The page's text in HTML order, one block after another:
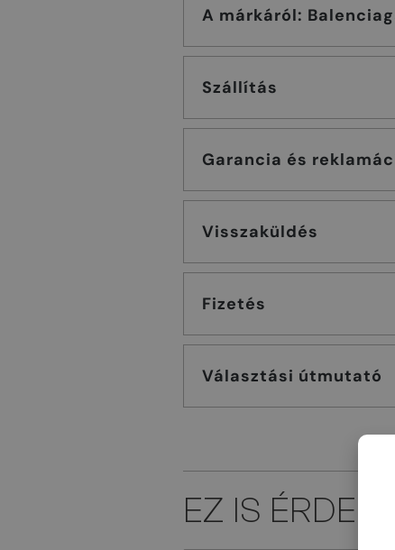
A márkáról:
Szállítás
Garancia és
Visszaküldés
Fizetés
Választási útmutató
EZ IS